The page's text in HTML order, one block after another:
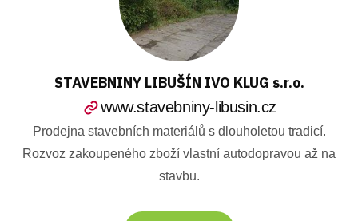
STAVEBNINY LIBUŠÍN IVO KLUG s.r.o.
www.stavebniny-libusin.cz
Prodejna stavebních materiálů s dlouholetou tradicí.
Rozvoz zakoupeného zboží vlastní autodopravou až na
stavbu.